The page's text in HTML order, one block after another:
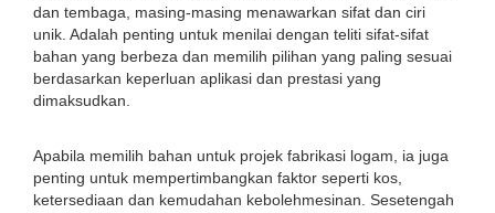
dan tembaga, masing-masing menawarkan sifat dan ciri
unik. Adalah penting untuk menilai dengan teliti sifat-sifat
bahan yang berbeza dan memilih pilihan yang paling sesuai
berdasarkan keperluan aplikasi dan prestasi yang
dimaksudkan.
Apabila memilih bahan untuk projek fabrikasi logam, ia juga
penting untuk mempertimbangkan faktor seperti kos,
ketersediaan dan kemudahan kebolehmesinan. Sesetengah